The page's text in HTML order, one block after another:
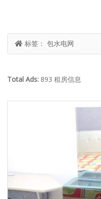
标签： 包水电网
Total Ads: 893 租房信息